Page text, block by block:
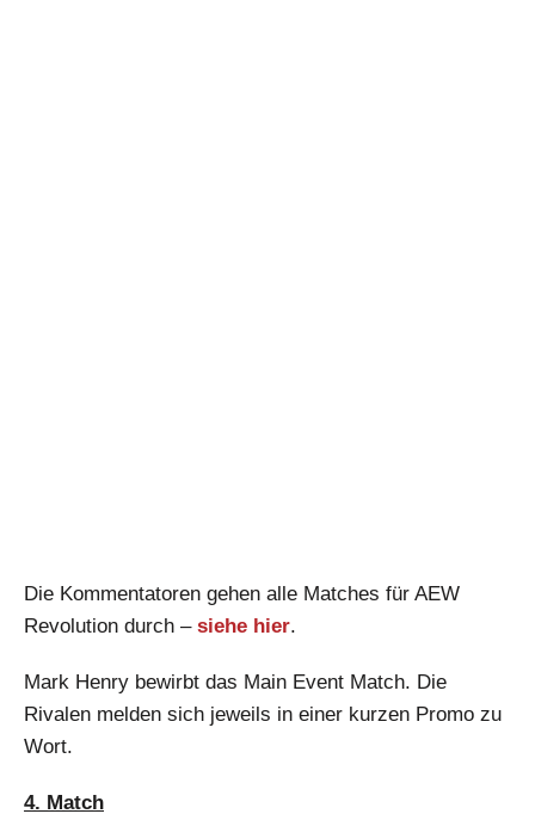
Die Kommentatoren gehen alle Matches für AEW
Revolution durch – siehe hier.
Mark Henry bewirbt das Main Event Match. Die
Rivalen melden sich jeweils in einer kurzen Promo zu
Wort.
4. Match